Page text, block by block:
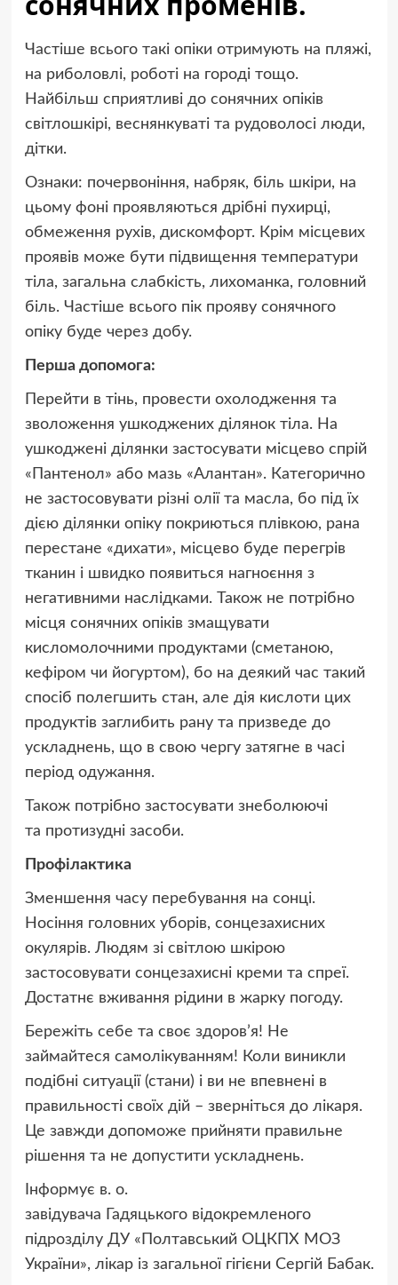
Частіше всього такі опіки отримують на пляжі,
на риболовлі, роботі на городі тощо.
Найбільш сприятливі до сонячних опіків
світлошкірі, веснянкуваті та рудоволосі люди,
дітки.
Ознаки: почервоніння, набряк, біль шкіри, на
цьому фоні проявляються дрібні пухирці,
обмеження рухів, дискомфорт. Крім місцевих
проявів може бути підвищення температури
тіла, загальна слабкість, лихоманка, головний
біль. Частіше всього пік прояву сонячного
опіку буде через добу.
Перша допомога:
Перейти в тінь, провести охолодження та
зволоження ушкоджених ділянок тіла. На
ушкоджені ділянки застосувати місцево спрій
«Пантенол» або мазь «Алантан». Категорично
не застосовувати різні олії та масла, бо під їх
дією ділянки опіку покриються плівкою, рана
перестане «дихати», місцево буде перегрів
тканин і швидко появиться нагноєння з
негативними наслідками. Також не потрібно
місця сонячних опіків змащувати
кисломолочними продуктами (сметаною,
кефіром чи йогуртом), бо на деякий час такий
спосіб полегшить стан, але дія кислоти цих
продуктів заглибить рану та призведе до
ускладнень, що в свою чергу затягне в часі
період одужання.
Також потрібно застосувати знеболюючі
та протизудні засоби.
Профілактика
Зменшення часу перебування на сонці.
Носіння головних уборів, сонцезахисних
окулярів. Людям зі світлою шкірою
застосовувати сонцезахисні креми та спреї.
Достатнє вживання рідини в жарку погоду.
Бережіть себе та своє здоров’я! Не
займайтеся самолікуванням! Коли виникли
подібні ситуації (стани) і ви не впевнені в
правильності своїх дій – зверніться до лікаря.
Це завжди допоможе прийняти правильне
рішення та не допустити ускладнень.
Інформує в. о.
завідувача Гадяцького відокремленого
підрозділу ДУ «Полтавський ОЦКПХ МОЗ
України», лікар із загальної гігієни Сергій Бабак.